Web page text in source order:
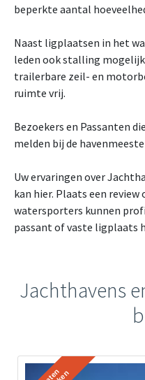
beperkte aantal
Naast ligplaatsen in het
leden ook stalling
trailerbare zeil- en
ruimte vrij.
Bezoekers en Passanten
melden bij de
Uw ervaringen over
kan hier. Plaats een
watersporters kunnen
passant of vaste ligplaats
Jachthavens